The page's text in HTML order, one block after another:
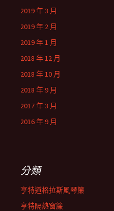
2019 年 3 月
2019 年 2 月
2019 年 1 月
2018 年 12 月
2018 年 10 月
2018 年 9 月
2017 年 3 月
2016 年 9 月
分類
亨特道格拉斯風琴簾
亨特隔熱窗簾